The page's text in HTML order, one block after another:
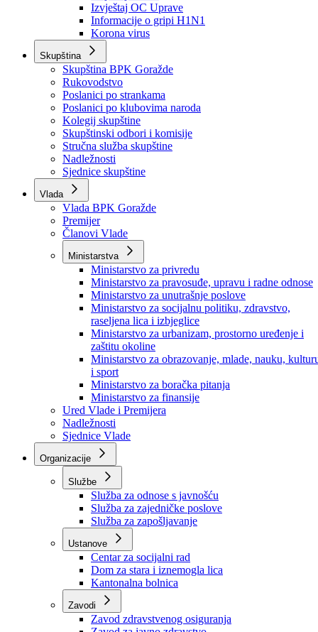
Obavještenja Vlade
Izvještajno prognozna služba Ministarstva privrede
Izvještaj o radu
Izvještaj OC Uprave
Informacije o gripi H1N1
Korona virus
Skupština
Skupština BPK Goražde
Rukovodstvo
Poslanici po strankama
Poslanici po klubovima naroda
Kolegij skupštine
Skupštinski odbori i komisije
Stručna služba skupštine
Nadležnosti
Sjednice skupštine
Vlada
Vlada BPK Goražde
Premijer
Članovi Vlade
Ministarstva
Ministarstvo za privredu
Ministarstvo za pravosuđe, upravu i radne odnose
Ministarstvo za unutrašnje poslove
Ministarstvo za socijalnu politiku, zdravstvo,
raseljena lica i izbjeglice
Ministarstvo za urbanizam, prostorno uređenje i
zaštitu okoline
Ministarstvo za obrazovanje, mlade, nauku,
i sport
Ministarstvo za boračka pitanja
Ministarstvo za finansije
Ured Vlade i Premijera
Nadležnosti
Sjednice Vlade
Organizacije
Službe
Služba za odnose s javnošću
Služba za zajedničke poslove
Služba za zapošljavanje
Ustanove
Centar za socijalni rad
Dom za stara i iznemogla lica
Kantonalna bolnica